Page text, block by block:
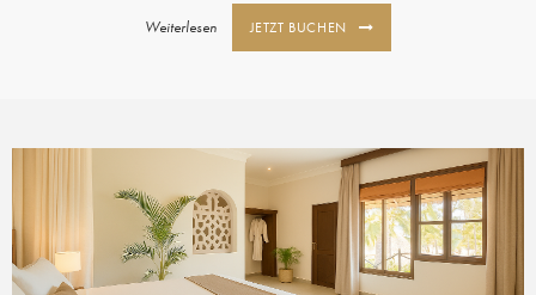
Weiterlesen JETZT BUCHEN